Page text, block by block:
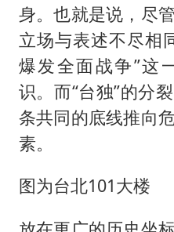
身。也就是说，尽
立场与表述不尽相
爆发全面战争”这
识。而“台独”的分
条共同的底线推向
素。
图为台北101大楼